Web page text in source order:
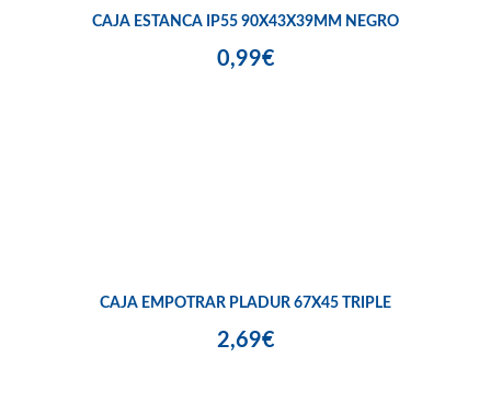
CAJA ESTANCA IP55 90X43X39MM NEGRO
0,99€
CAJA EMPOTRAR PLADUR 67X45 TRIPLE
2,69€